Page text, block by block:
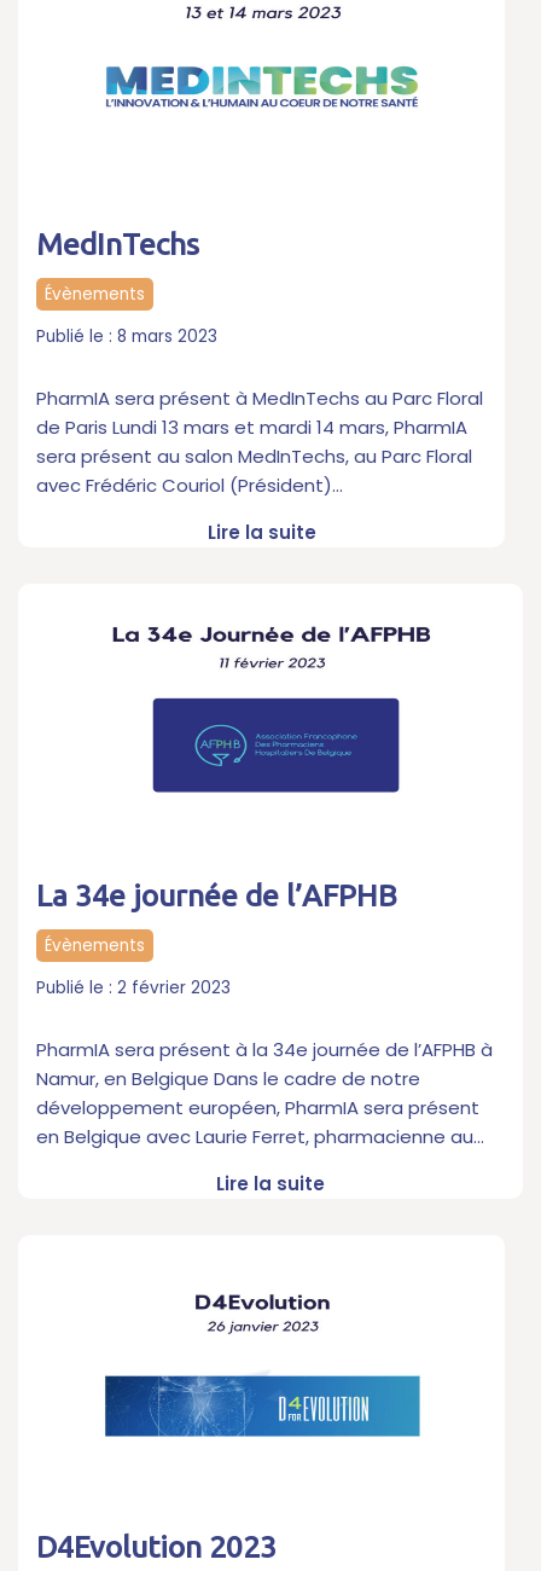
MedInTechs
Évènements
8 mars 2023
PharmIA sera présent à MedInTechs au Parc Floral
de Paris Lundi 13 mars et mardi 14 mars, PharmIA
sera présent au salon MedInTechs, au Parc Floral
avec Frédéric Couriol (Président)…
Lire la suite
La 34e journée de l’AFPHB
Évènements
2 février 2023
PharmIA sera présent à la 34e journée de l’AFPHB à
Namur, en Belgique Dans le cadre de notre
développement européen, PharmIA sera présent
en Belgique avec Laurie Ferret, pharmacienne au…
Lire la suite
D4Evolution 2023